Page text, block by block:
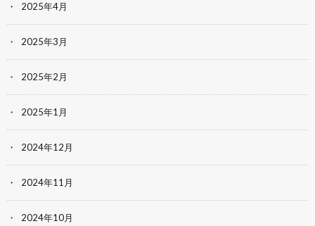
2025年4月
2025年3月
2025年2月
2025年1月
2024年12月
2024年11月
2024年10月